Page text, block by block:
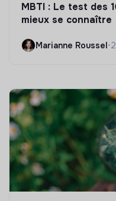
MBTI : Le test des
mieux se connaître
Marianne Roussel•